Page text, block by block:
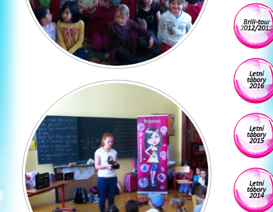
Brili-tour
2012/2013
Letní
tábory
2016
Letní
tábory
2015
Letní
tábory
2014